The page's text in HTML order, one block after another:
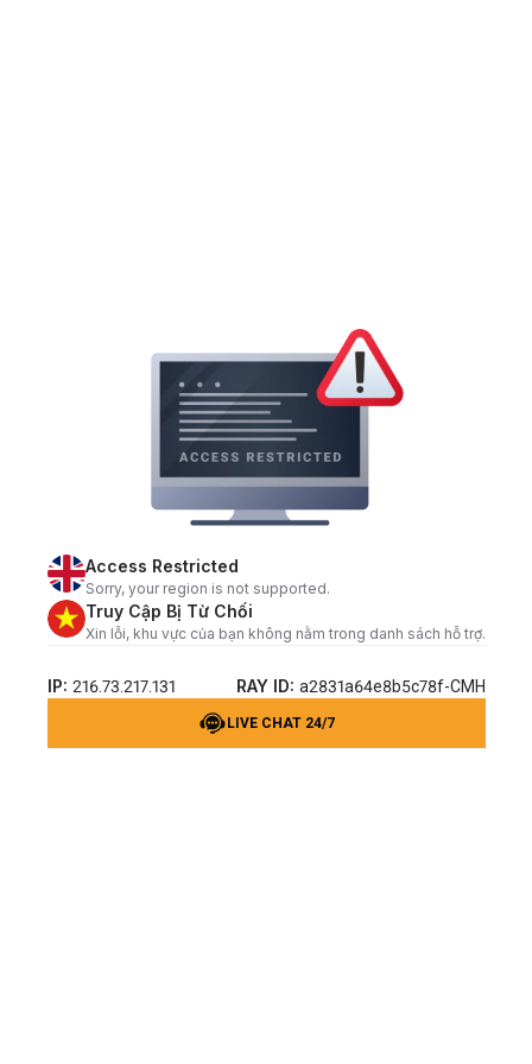
Access Restricted
Sorry, your region is not supported.
Truy Cập Bị Từ Chối
Xin lỗi, khu vực của bạn không nằm trong danh sách hỗ trợ.
IP: 216.73.217.131 RAY ID: a2831a64e8b5c78f-CMH
LIVE CHAT 24/7